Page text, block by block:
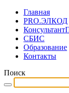
Главная
PRO.ЭЛКОД
СБИС
Образование
Контакты
Поиск